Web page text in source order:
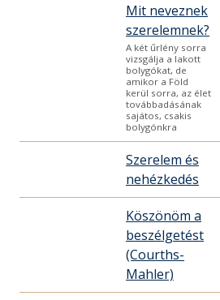
Mit neveznek
szerelemnek?
A két űrlény sorra
vizsgálja a lakott
bolygókat, de
amikor a Föld
kerül sorra, az élet
továbbadásának
sajátos, csakis
bolygónkra
Szerelem és
nehézkedés
Köszönöm a
beszélgetést
(Courths-
Mahler)